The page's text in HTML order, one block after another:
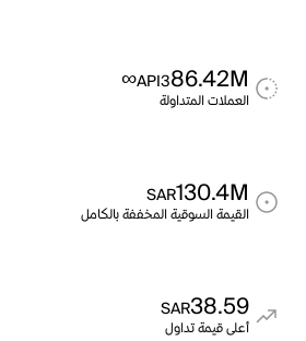
86.42M
API3
∞
العملات المتداولة
130.4M
SAR
القيمة السوقية المخففة بالكامل
38.59
SAR
أعلى قيمة تداول